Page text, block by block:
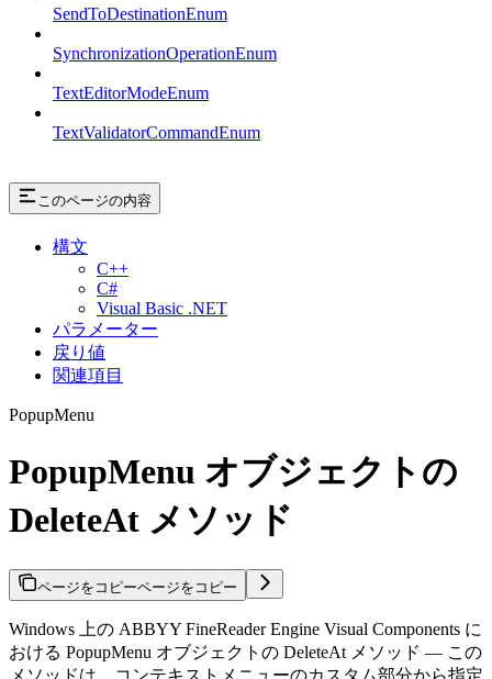
SendToDestinationEnum
SynchronizationOperationEnum
TextEditorModeEnum
TextValidatorCommandEnum
このページの内容
構文
C++
C#
Visual Basic .NET
パラメーター
戻り値
関連項目
PopupMenu
PopupMenu オブジェクトの
DeleteAt メソッド
ページをコピーページをコピー
Windows 上の ABBYY FineReader Engine Visual Components に
おける PopupMenu オブジェクトの DeleteAt メソッド — この
メソッドは、コンテキストメニューのカスタム部分から指定